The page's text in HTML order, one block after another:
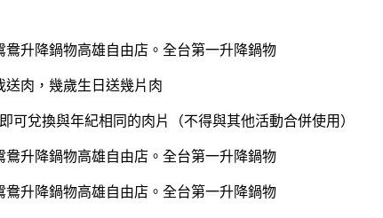
送肉，幾歲生日送幾片肉
可兌換與年紀相同的肉片（不得與其他活動合併使用）